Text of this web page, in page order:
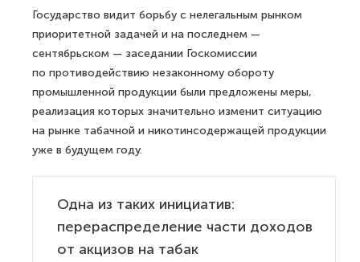
Государство видит борьбу с нелегальным рынком
приоритетной задачей и на последнем —
сентябрьском — заседании Госкомиссии
по противодействию незаконному обороту
промышленной продукции были предложены меры,
реализация которых значительно изменит ситуацию
на рынке табачной и никотинсодержащей продукции
уже в будущем году.
Одна из таких инициатив:
перераспределение части доходов
от акцизов на табак